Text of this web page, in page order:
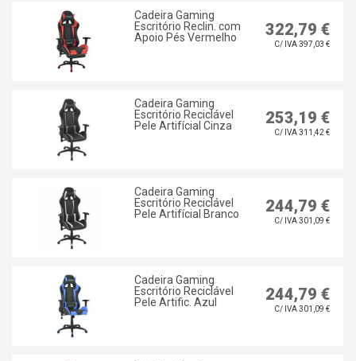
Cadeira Gaming
Escritório Reclin. com
Apoio Pés Vermelho
322,79 €
C/ IVA 397,03 €
Cadeira Gaming
Escritório Reciclável
Pele Artifícial Cinza
253,19 €
C/ IVA 311,42 €
Cadeira Gaming
Escritório Reciclável
Pele Artifícial Branco
244,79 €
C/ IVA 301,09 €
Cadeira Gaming
Escritório Reciclável
Pele Artific. Azul
244,79 €
C/ IVA 301,09 €